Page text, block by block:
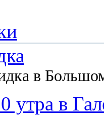
в
утра в